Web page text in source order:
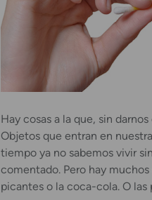
Hay cosas a la que, sin
Objetos que entran en
tiempo ya no sabemos vivir
comentado. Pero hay
picantes o la coca-cola. O las